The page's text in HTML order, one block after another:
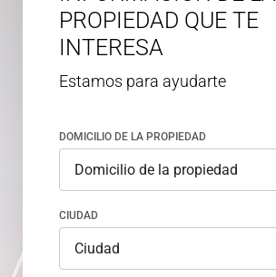
PROPIEDAD QUE TE
INTERESA
Estamos para ayudarte
DOMICILIO DE LA PROPIEDAD
CIUDAD